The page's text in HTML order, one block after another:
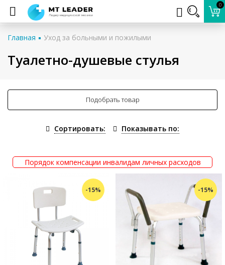
0
Главная Уход за больными и пожилыми
Туалетно-душевые стулья
Подобрать товар
Сортировать: Показывать по:
Порядок компенсации инвалидам личных расходов
-15% -15%